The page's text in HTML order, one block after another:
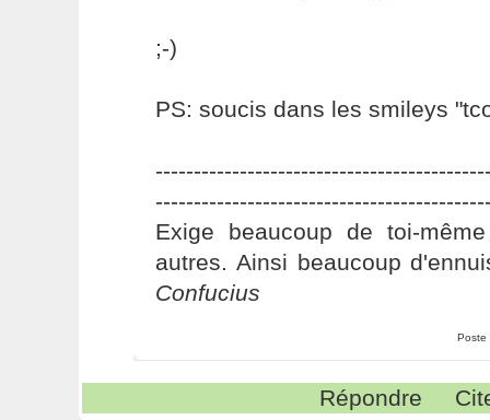
;-)
PS: soucis dans les smileys
Exige beaucoup de toi-
autres. Ainsi beaucoup
Confucius
Poste
Répondre